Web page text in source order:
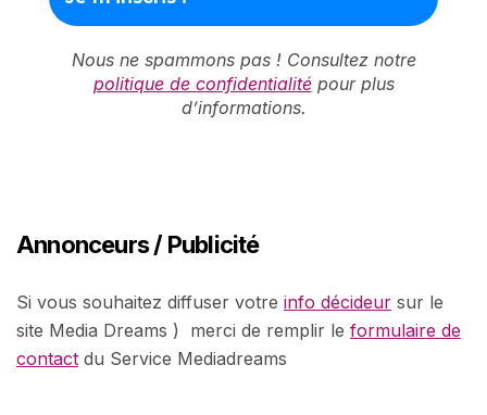
Nous ne spammons pas ! Consultez notre
politique de confidentialitépour plus
d’informations.
Annonceurs / Publicité
Si vous souhaitez diffuser votre info décideur sur le
site Media Dreams ) merci de remplir le formulaire de
contact du Service Mediadreams